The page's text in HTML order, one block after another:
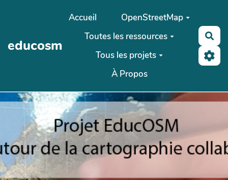
Aller au contenu principal
educosm
Accueil
OpenStreetMap
Toutes les ressources
Tous les projets
À Propos